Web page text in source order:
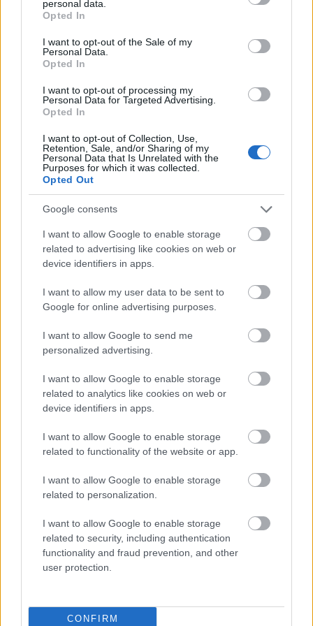
grant or deny consent to Google and its third-party tags to
use your data for below specified purposes in below Google
consent section.
personal data.
Opted In
I want to opt-out of the Sale of my
Personal Data.
Opted In
I want to opt-out of processing my
Personal Data for Targeted Advertising.
Opted In
I want to opt-out of Collection, Use,
Retention, Sale, and/or Sharing of my
Personal Data that Is Unrelated with the
Purposes for which it was collected.
Opted Out
Google consents
I want to allow Google to enable storage
related to advertising like cookies on web or
device identifiers in apps.
I want to allow my user data to be sent to
Google for online advertising purposes.
I want to allow Google to send me
personalized advertising.
I want to allow Google to enable storage
related to analytics like cookies on web or
device identifiers in apps.
I want to allow Google to enable storage
related to functionality of the website or app.
I want to allow Google to enable storage
related to personalization.
I want to allow Google to enable storage
related to security, including authentication
functionality and fraud prevention, and other
user protection.
CONFIRM
knygutę ar brošiūrą. Tokia informacija nepadeda
susirasti darbo laivuose, ji yra nepatikima ir
klaidinanti. Paskaitykite straipsnį apie tai čia
Būkite atidūs, kai gaunate elektroninį laišką iš
kruzinės kompanijos. Tai gali būti
virusas(scams).